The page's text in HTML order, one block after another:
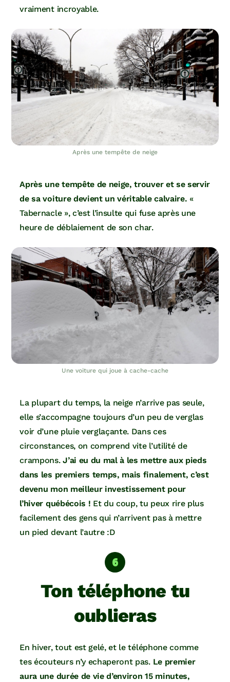
vraiment incroyable.
Après une tempête de neige
Après une tempête de neige, trouver et se servir
de sa voiture devient un véritable calvaire. «
Tabernacle », c’est l’insulte qui fuse après une
heure de déblaiement de son char.
Une voiture qui joue à cache-cache
La plupart du temps, la neige n’arrive pas seule,
elle s’accompagne toujours d’un peu de verglas
voir d’une pluie verglaçante. Dans ces
circonstances, on comprend vite l’utilité de
crampons.J’ai eu du mal à les mettre aux pieds
dans les premiers temps, mais finalement, c’est
devenu mon meilleur investissement pour
l’hiver québécois ! Et du coup, tu peux rire plus
facilement des gens qui n’arrivent pas à mettre
un pied devant l’autre :D
Ton téléphone tu
oublieras
En hiver, tout est gelé, et le téléphone comme
tes écouteurs n’y echaperont pas. Le premier
aura une durée de vie d’environ 15 minutes,